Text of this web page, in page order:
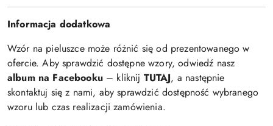
Informacja dodatkowa
Wzór na pieluszce może różnić się od prezentowanego w
ofercie. Aby sprawdzić dostępne wzory, odwiedź nasz
album na Facebooku– kliknij TUTAJ, a następnie
skontaktuj się z nami, aby sprawdzić dostępność wybranego
wzoru lub czas realizacji zamówienia.